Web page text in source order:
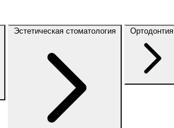
Эстетическая стоматология Ортодонтия